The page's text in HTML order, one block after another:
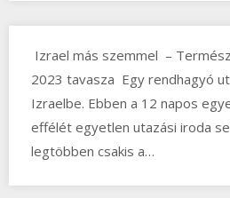
Izrael más szemmel –
2023 tavasza Egy rendhagyó
Izraelbe. Ebben a 12 napos
effélét egyetlen utazási iroda
legtöbben csakis a…